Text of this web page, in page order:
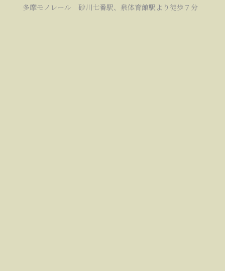
多摩モノレール 砂川七番駅、泉体育館駅より徒歩７分